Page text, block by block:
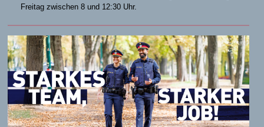
Freitag zwischen 8 und 12:30 Uhr.